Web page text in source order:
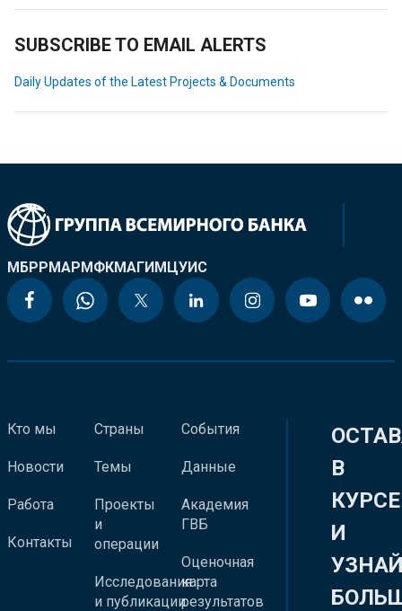
SUBSCRIBE TO EMAIL ALERTS
Daily Updates of the Latest Projects & Documents
МБРРМАРМФКМАГИМЦУИС
Кто мы
Новости
Работа
Контакты
Страны
Темы
Проекты
и
операции
Исследования
и публикации
События
Данные
Академия
ГВБ
Оценочная
карта
результатов
В
КУРСЕ
И